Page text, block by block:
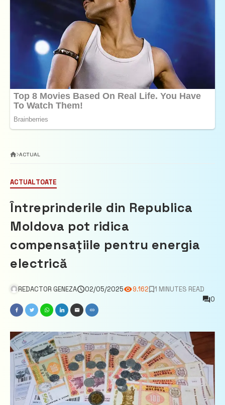
ACTUAL
ACTUALTOATE
Întreprinderile din Republica
Moldova pot ridica
compensațiile pentru energia
electrică
REDACTOR GENEZA 02/05/2025 9.162
1 MINUTES READ
0